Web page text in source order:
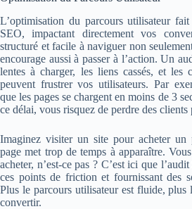
L’optimisation du parcours utilisateur
SEO, impactant directement vos
structuré et facile à naviguer non
encourage aussi à passer à l’action. Un
lentes à charger, les liens cassés, et les
peuvent frustrer vos utilisateurs. Par
que les pages se chargent en moins de 3
ce délai, vous risquez de perdre des clients
Imaginez visiter un site pour acheter un
page met trop de temps à apparaître.
acheter, n’est-ce pas ? C’est ici que
ces points de friction et fournissant des
Plus le parcours utilisateur est fluide, plus
convertir.